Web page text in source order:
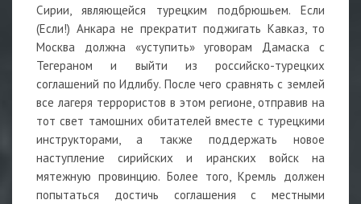
Сирии, являющейся турецким подбрюшьем. Если
(Если!) Анкара не прекратит поджигать Кавказ, то
Москва должна «уступить» уговорам Дамаска с
Тегераном и выйти из российско-турецких
соглашений по Идлибу. После чего сравнять с землей
все лагеря террористов в этом регионе, отправив на
тот свет тамошних обитателей вместе с турецкими
инструкторами, а также поддержать новое
наступление сирийских и иранских войск на
мятежную провинцию. Более того, Кремль должен
попытаться достичь соглашения с местными